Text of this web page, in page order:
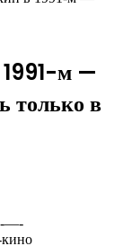
1991-м —
только в